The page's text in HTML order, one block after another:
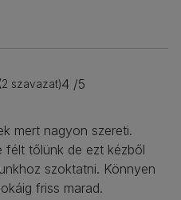
(2 szavazat)4 /5
mert nagyon szereti.
félt tőlünk de ezt kézből
szoktatni. Könnyen
friss marad.